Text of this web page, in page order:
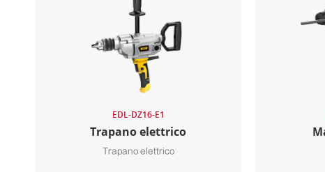
EDL-DZ16-E1
Trapano elettrico
Trapano elettrico